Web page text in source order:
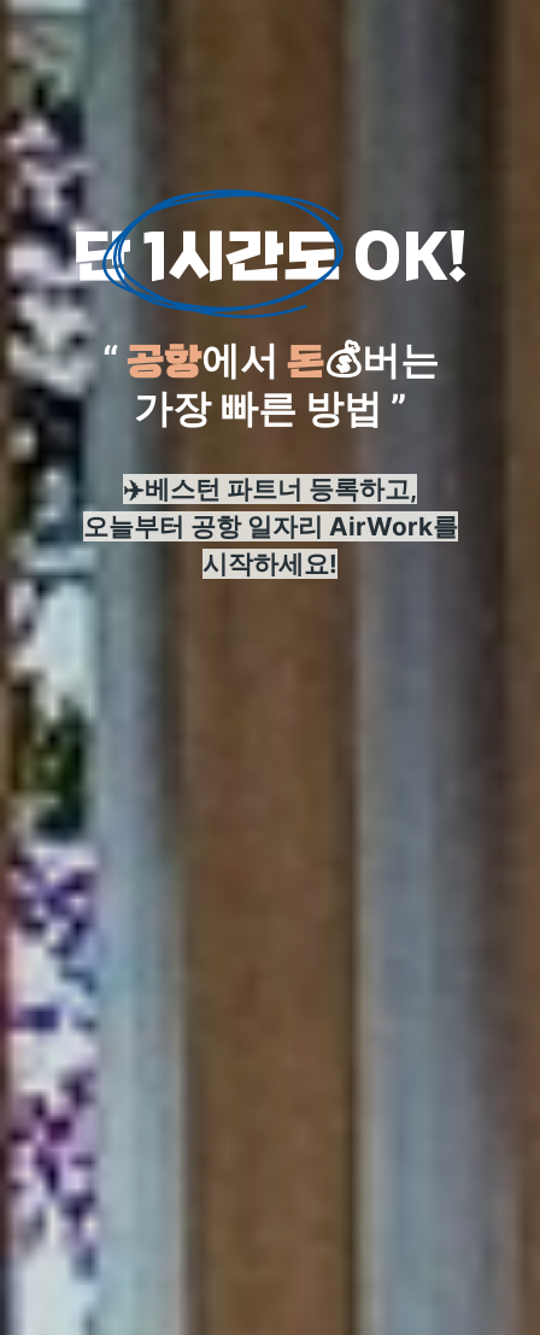
단 1시간도 OK!
“공항에서 돈💰버는
가장 빠른 방법 ”
✈️베스턴 파트너 등록하고,
오늘부터 공항 일자리 AirWork를
시작하세요!